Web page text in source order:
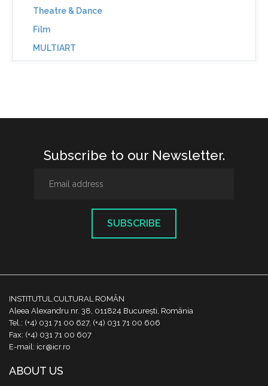
Theatre & Dance
Film
MULTIART
Subscribe to our Newsletter.
SUBSCRIBE
INSTITUTUL CULTURAL ROMÂN
Aleea Alexandru nr. 38, 011824 București, România
Tel.: (+4) 031 71 00 627, (+4) 031 71 00 606
Fax: (+4) 031 71 00 607
E-mail: icr@icr.ro
ABOUT US